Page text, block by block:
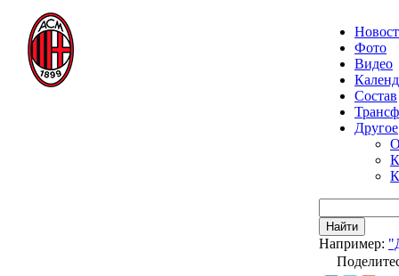
Фото
Видео
Состав
Другое
Найти
Например: